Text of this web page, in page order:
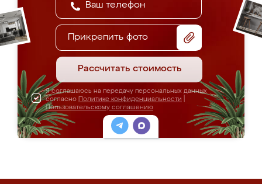
Прикрепить фото
Рассчитать стоимость
Я соглашаюсь на передачу персональных данных
согласно Политике конфиденциальности
Пользовательскому соглашению